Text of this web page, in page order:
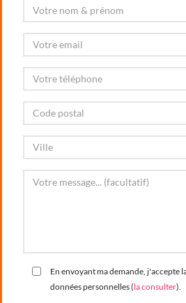
En envoyant ma demande, j'accepte
données personnelles (la consulter).